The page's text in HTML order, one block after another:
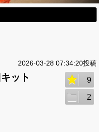
2026-03-28 07:34:20投稿
ット
9
2